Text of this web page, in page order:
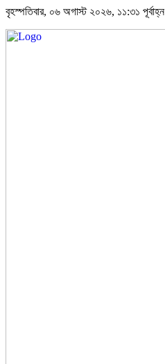
বৃহস্পতিবার, ০৬ অগাস্ট ২০২৬, ১১:৩১ পূর্বাহ্ন